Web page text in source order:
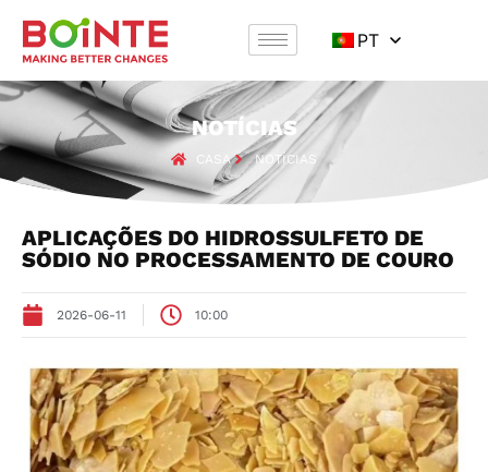
PT
NOTÍCIAS
CASA NOTÍCIAS
APLICAÇÕES DO HIDROSSULFETO DE
SÓDIO NO PROCESSAMENTO DE COURO
2026-06-11 10:00